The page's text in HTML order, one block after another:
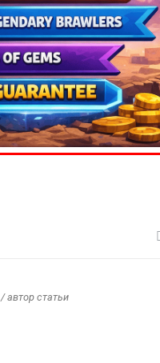
/ автор статьи